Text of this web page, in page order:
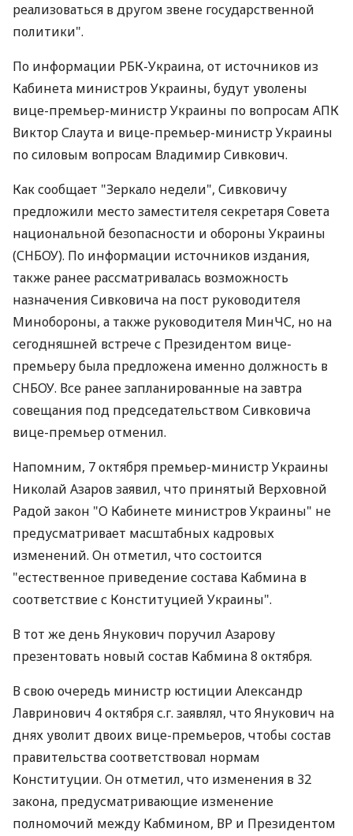
реализоваться в другом звене государственной
политики".
По информации РБК-Украина, от источников из
Кабинета министров Украины, будут уволены
вице-премьер-министр Украины по вопросам АПК
Виктор Слаута и вице-премьер-министр Украины
по силовым вопросам Владимир Сивкович.
Как сообщает "Зеркало недели", Сивковичу
предложили место заместителя секретаря Совета
национальной безопасности и обороны Украины
(СНБОУ). По информации источников издания,
также ранее рассматривалась возможность
назначения Сивковича на пост руководителя
Минобороны, а также руководителя МинЧС, но на
сегодняшней встрече с Президентом вице-
премьеру была предложена именно должность в
СНБОУ. Все ранее запланированные на завтра
совещания под председательством Сивковича
вице-премьер отменил.
Напомним, 7 октября премьер-министр Украины
Николай Азаров заявил, что принятый Верховной
Радой закон "О Кабинете министров Украины" не
предусматривает масштабных кадровых
изменений. Он отметил, что состоится
"естественное приведение состава Кабмина в
соответствие с Конституцией Украины".
В тот же день Янукович поручил Азарову
презентовать новый состав Кабмина 8 октября.
В свою очередь министр юстиции Александр
Лавринович 4 октября с.г. заявлял, что Янукович на
днях уволит двоих вице-премьеров, чтобы состав
правительства соответствовал нормам
Конституции. Он отметил, что изменения в 32
закона, предусматривающие изменение
полномочий между Кабмином, ВР и Президентом